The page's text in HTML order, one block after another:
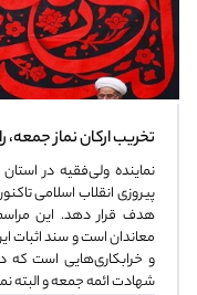
تخریب ارکان نماز
نماینده ولی‌فقیه در
پیروزی انقلاب اسلامی
هدف قرار دهد. این
معاندان است و سند اثبات
شهادت ائمه جمعه و البته